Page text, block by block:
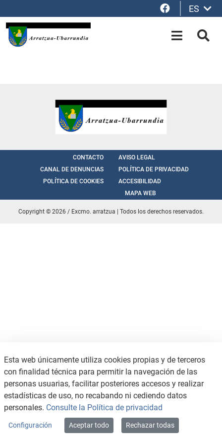
Facebook
ES
OPEN-
CONTACTO
AVISO LEGAL
CANAL DE DENUNCIAS
POLÍTICA DE PRIVACIDAD
POLÍTICA DE COOKIES
ACCESIBILIDAD
MAPA WEB
Copyright © 2026 / Excmo. arratzua | Todos los derechos reservados.
Esta web únicamente utiliza cookies propias y de terceros
con finalidad técnica para permitir la navegación de las
personas usuarias, facilitar posteriores accesos y realizar
estadísticas de uso, no recabando ni cediendo datos
personales. Consulte la Política de privacidad
Configuración Aceptar todo Rechazar todas